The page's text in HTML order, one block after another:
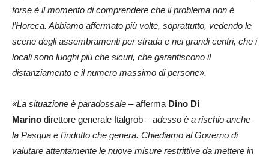
forse è il momento di comprendere che il problema non è
l’Horeca. Abbiamo affermato più volte, soprattutto, vedendo le
scene degli assembramenti per strada e nei grandi centri, che i
locali sono luoghi più che sicuri, che garantiscono il
distanziamento e il numero massimo di persone».
«La situazione è paradossale – afferma Dino Di
Marino direttore generale Italgrob –adesso è a rischio anche
la Pasqua e l’indotto che genera. Chiediamo al Governo di
valutare attentamente le nuove misure restrittive da mettere in